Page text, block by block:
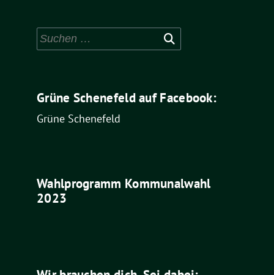
Suchen
nach:
Grüne Schenefeld auf Facebook:
Grüne Schenefeld
Wahlprogramm Kommunalwahl
2023